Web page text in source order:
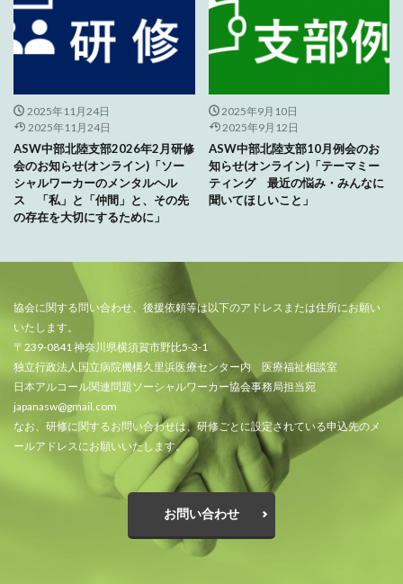
2025年11月24日
2025年11月24日
ASW中部北陸支部2026年2月研修
会のお知らせ(オンライン)「ソー
シャルワーカーのメンタルヘル
ス 「私」と「仲間」と、その先
の存在を大切にするために」
2025年9月10日
2025年9月12日
ASW中部北陸支部10月例会のお
知らせ(オンライン)「テーマミー
ティング 最近の悩み・みんなに
聞いてほしいこと」
協会に関する問い合わせ、後援依頼等は以下のアドレスまたは住所にお願い
いたします。
〒239-0841 神奈川県横須賀市野比5-3-1
独立行政法人国立病院機構久里浜医療センター内 医療福祉相談室
日本アルコール関連問題ソーシャルワーカー協会事務局担当宛
japanasw@gmail.com
なお、研修に関するお問い合わせは、研修ごとに設定されている申込先のメ
ールアドレスにお願いいたします。
お問い合わせ